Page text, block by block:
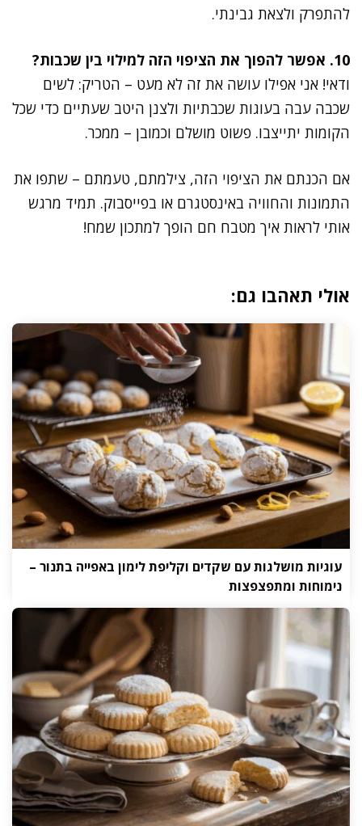
להתפרק ולצאת גבינתי.
10. אפשר להפוך את הציפוי הזה למילוי בין שכבות?
ודאי! אני אפילו עושה את זה לא מעט – הטריק: לשים
שכבה עבה בעוגות שכבתיות ולצנן היטב שעתיים כדי שכל
הקומות יתייצבו. פשוט מושלם וכמובן – ממכר.
אם הכנתם את הציפוי הזה, צילמתם, טעמתם – שתפו את
התמונות והחוויה באינסטגרם או בפייסבוק. תמיד מרגש
אותי לראות איך מטבח חם הופך למתכון שמח!
אולי תאהבו גם:
עוגיות מושלגות עם שקדים וקליפת לימון באפייה בתנור –
נימוחות ומתפצפצות